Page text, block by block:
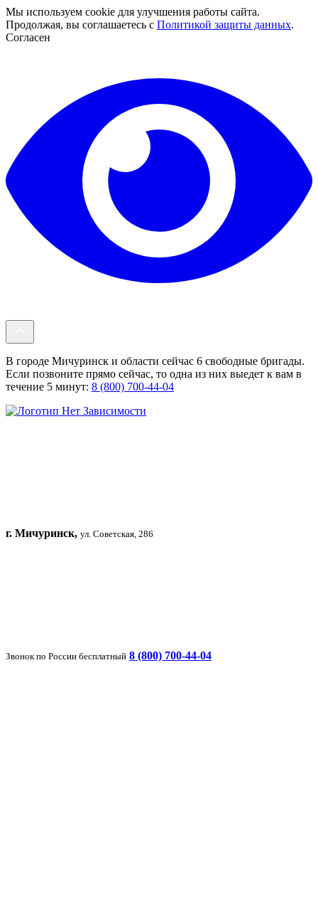
Мы используем cookie для улучшения работы сайта.
Продолжая, вы соглашаетесь с Политикой защиты данных.
Согласен
В городе Мичуринск и области сейчас 6 свободные бригады.
Если позвоните прямо сейчас, то одна из них выедет к вам в
течение 5 минут: 8 (800) 700-44-04
г. Мичуринск, ул. Советская, 286
Звонок по России бесплатный 8 (800) 700-44-04